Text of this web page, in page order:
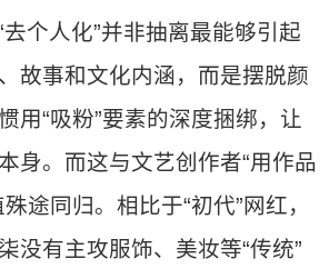
去个人化”并非抽离最能够引起
故事和文化内涵，而是摆脱颜
用“吸粉”要素的深度捆绑，让
身。而这与文艺创作者“用作品
途同归。相比于“初代”网红，
没有主攻服饰、美妆等“传统”